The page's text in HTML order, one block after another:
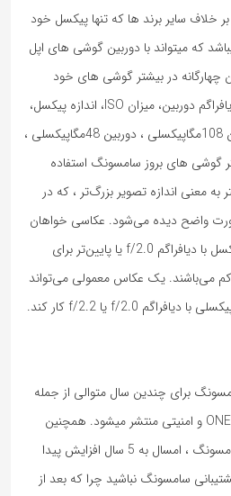
سایر برند ها که تنها پیکسل خود
که میتواند با دوربین گوشی های اپل
چهارگانه در بیشتر گوشی های خود
استفاده کرده است که شامل دیافراگم دوربین، میزان ISO، اندازه پیکسل،
فوکوس خودکار میباشد. دوربین 108مگاپیکسلی ، دوربین 48مگاپیکسلی ،
بیشتر گوشی های بروز سامسونگ استفاده
معنی اندازه تصویر بزرگ‌تر ، که در
واضح‌ دیده می‌شود. عکاسی خواهان
دوربین با سنسور ۱۲ یا ۱۶ مگاپیکسل با دیافراگم f/2.0 یا پایین‌تر برای
می‌باشند. یک عکاس معمولی می‌تواند
برای چندین سال متوالی از جمله
سیستم عامل ، رابط کاربری ONE UI و امنیتی منتشر میشود. همچنین
اپدیت های گوشی پرچمدار سامسونگ ، امسال به 5 سال افزایش پیدا
سامسونگ نباشید چرا که بعد از